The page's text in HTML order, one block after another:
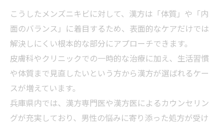
改善策
漢方で試すホルモン調整とメンズニキビ予
防
東灘で注目のメンズニキビ根本対策とは
東灘で話題のメンズニキビ根本対策を紹介
東灘エリアで注目の体質改善漢方療法
地元でできるメンズニキビの根本的なケア
こうしたメンズニキビに対して、漢方は「体質」や「内
面のバランス」に着目するため、表面的なケアだけでは
解決しにくい根本的な部分にアプローチできます。
皮膚科やクリニックでの一時的な治療に加え、生活習慣
や体質まで見直したいという方から漢方が選ばれるケー
スが増えています。
兵庫県内では、漢方専門医や漢方医によるカウンセリン
グが充実しており、男性の悩みに寄り添った処方が受け